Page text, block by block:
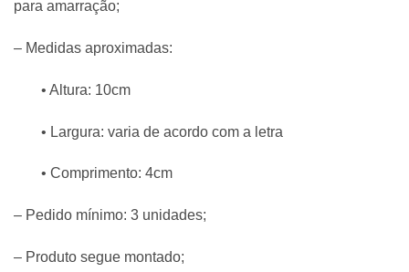
para amarração;
– Medidas aproximadas:
• Altura: 10cm
• Largura: varia de acordo com a letra
• Comprimento: 4cm
– Pedido mínimo: 3 unidades;
– Produto segue montado;